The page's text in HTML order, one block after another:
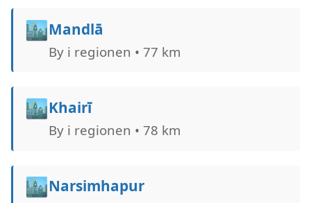
🏙️Mandlā
By i regionen • 77 km
🏙️Khairī
By i regionen • 78 km
🏙️Narsimhapur